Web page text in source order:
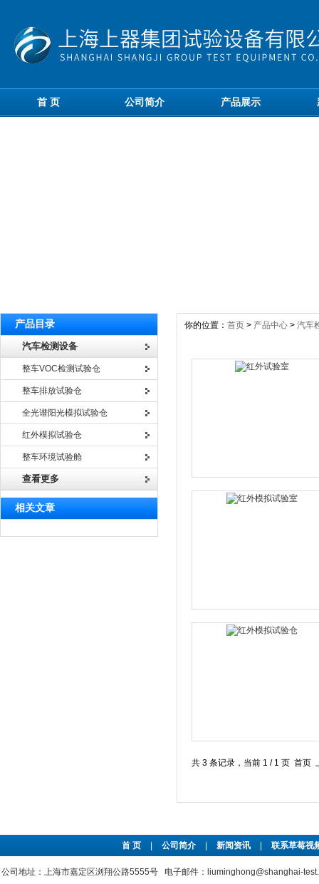
首 页 公司简介 产品展示
产品目录
汽车检测设备
整车VOC检测试验仓
整车排放试验仓
全光谱阳光模拟试验仓
红外模拟试验仓
整车环境试验舱
查看更多
相关文章
你的位置： 首页 > 产品中心 > 汽车
共 3 条记录，当前 1 / 1 页 首
首 页 公司简介 新闻资讯 联系草莓视
公司地址：上海市嘉定区浏翔公路5555号 电子邮件：liuminghong@shanghai-